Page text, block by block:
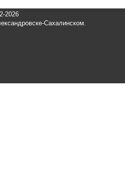
2026
Сахалинском.